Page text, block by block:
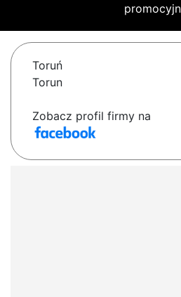
Toruń
Torun
Zobacz profil firmy na